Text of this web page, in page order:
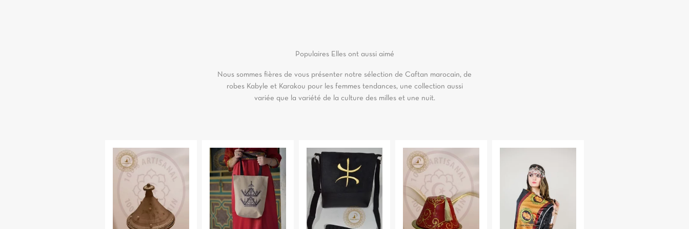
Populaires Elles ont aussi aimé
Nous sommes fières de vous présenter notre sélection de Caftan marocain, de
robes Kabyle et Karakou pour les femmes tendances, une collection aussi
variée que la variété de la culture des milles et une nuit.